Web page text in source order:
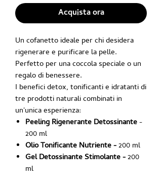
Acquista ora
Un cofanetto ideale per chi desidera
rigenerare e purificare la pelle.
Perfetto per una coccola speciale o un
regalo di benessere.
I benefici detox, tonificanti e idratanti di
tre prodotti naturali combinati in
un'unica esperienza:
Peeling Rigenerante Detossinante-
200 ml
Olio Tonificante Nutriente -200 ml
Gel Detossinante Stimolante -200
ml